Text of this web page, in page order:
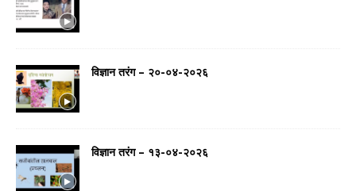
विज्ञान तरंग – २०-०४-२०२६
विज्ञान तरंग – १३-०४-२०२६